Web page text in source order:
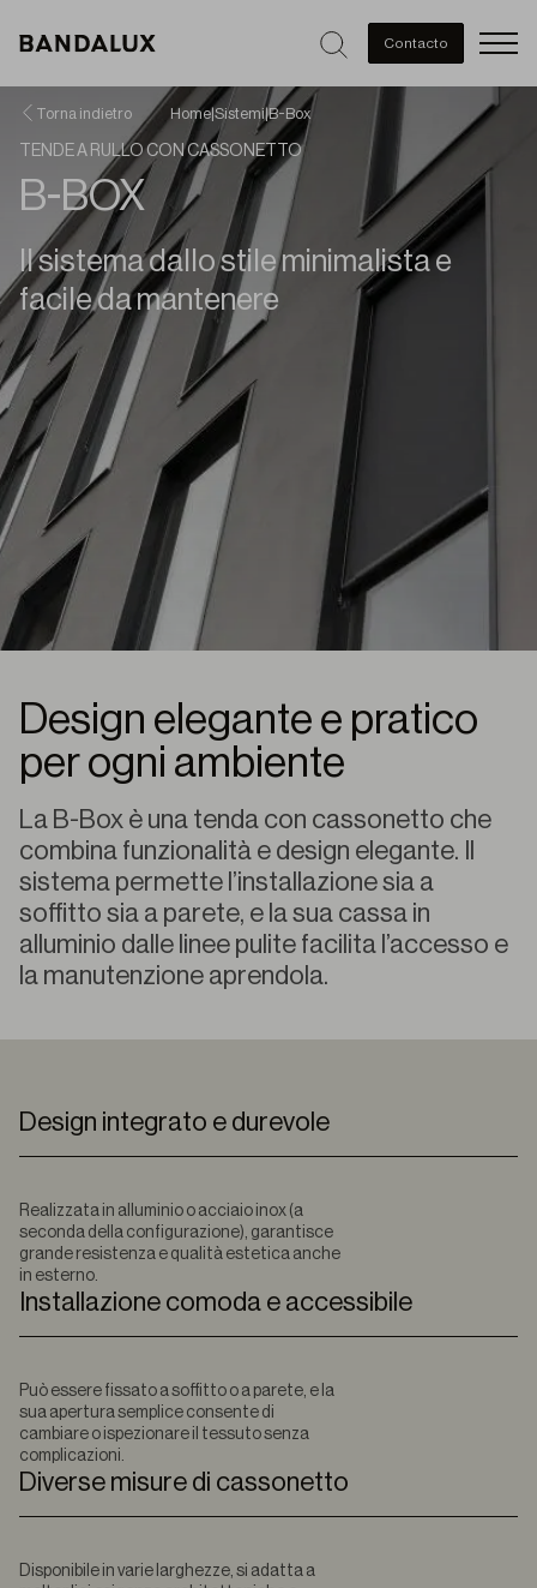
Contacto
Torna indietro Home Sistemi|B-Box
TENDE A RULLO CON CASSONETTO
B-BOX
Il sistema dallo stile minimalista e
facile da mantenere
Design elegante e pratico
per ogni ambiente
La B-Box è una tenda con cassonetto che
combina funzionalità e design elegante. Il
sistema permette l’installazione sia a
soffitto sia a parete, e la sua cassa in
alluminio dalle linee pulite facilita l’accesso e
la manutenzione aprendola.
Design integrato e durevole
Realizzata in alluminio o acciaio inox (a
seconda della configurazione), garantisce
grande resistenza e qualità estetica anche
in esterno.
Installazione comoda e accessibile
Può essere fissato a soffitto o a parete, e la
sua apertura semplice consente di
cambiare o ispezionare il tessuto senza
complicazioni.
Diverse misure di cassonetto
Disponibile in varie larghezze, si adatta a